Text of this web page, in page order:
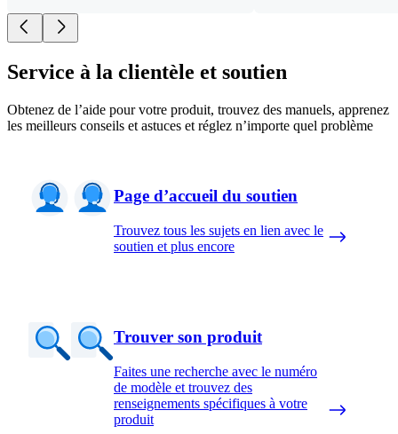
Service à la clientèle et soutien
Obtenez de l’aide pour votre produit, trouvez des manuels, apprenez
les meilleurs conseils et astuces et réglez n’importe quel problème
Page d’accueil du soutien
Trouvez tous les sujets en lien avec le
soutien et plus encore
Trouver son produit
Faites une recherche avec le numéro
de modèle et trouvez des
renseignements spécifiques à votre
produit